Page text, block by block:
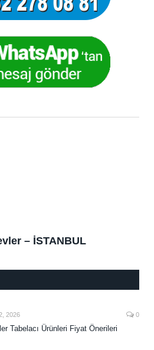
– İSTANBUL
2026 0
Tabelacı Ürünleri Fiyat Önerileri